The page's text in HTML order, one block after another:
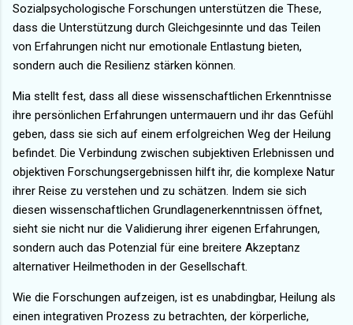
Sozialpsychologische Forschungen unterstützen die These,
dass die Unterstützung durch Gleichgesinnte und das Teilen
von Erfahrungen nicht nur emotionale Entlastung bieten,
sondern auch die Resilienz stärken können.
Mia stellt fest, dass all diese wissenschaftlichen Erkenntnisse
ihre persönlichen Erfahrungen untermauern und ihr das Gefühl
geben, dass sie sich auf einem erfolgreichen Weg der Heilung
befindet. Die Verbindung zwischen subjektiven Erlebnissen und
objektiven Forschungsergebnissen hilft ihr, die komplexe Natur
ihrer Reise zu verstehen und zu schätzen. Indem sie sich
diesen wissenschaftlichen Grundlagenerkenntnissen öffnet,
sieht sie nicht nur die Validierung ihrer eigenen Erfahrungen,
sondern auch das Potenzial für eine breitere Akzeptanz
alternativer Heilmethoden in der Gesellschaft.
Wie die Forschungen aufzeigen, ist es unabdingbar, Heilung als
einen integrativen Prozess zu betrachten, der körperliche,